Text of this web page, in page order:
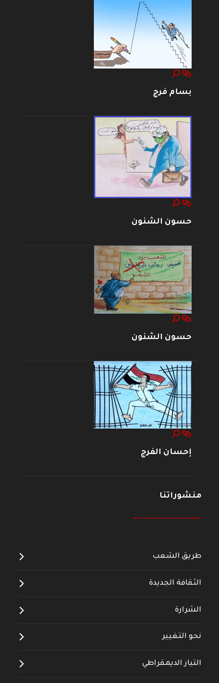
بسام فرج
حسون الشنون
حسون الشنون
إحسان الفرج
منشوراتنا
--------------------
طريق الشعب
الثقافة الجديدة
الشرارة
نحو التغيير
التيار الديمقراطي